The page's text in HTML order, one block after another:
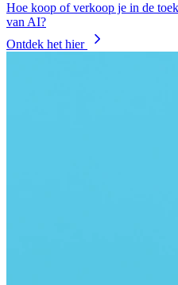
Hoe koop of verkoop je in de
van AI?
Ontdek het hier